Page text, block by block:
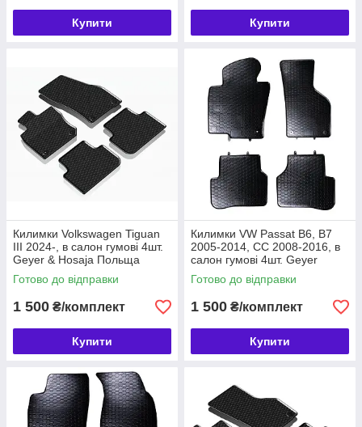
Купити Купити
Килимки Volkswagen Tiguan
III 2024-, в салон гумові 4шт.
Geyer & Hosaja Польща
(906/4C)
Готово до відправки
1 500 ₴/комплект
Купити
Килимки VW Passat B6, B7
2005-2014, CC 2008-2016, в
салон гумові 4шт. Geyer
& Hosaja Польща (807/4C)
Готово до відправки
1 500 ₴/комплект
Купити